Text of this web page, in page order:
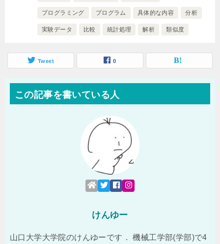
プログラミング プログラム 具体的な内容 分析
実験データ 比較 統計処理 解析 類似度
Tweet 0
この記事を書いている人
けんゆー
山口大学大学院のけんゆーです． 機械工学部(学部)で4